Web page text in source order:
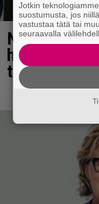
Näky
hekotuttaa
tahallaan
Jotkin
suostumusta, jos
vastustaa tätä tai
seuraavalla